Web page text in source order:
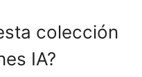
colección
IA?